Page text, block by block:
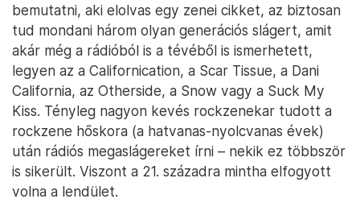
bemutatni, aki elolvas egy zenei cikket, az biztosan
tud mondani három olyan generációs slágert, amit
akár még a rádióból is a tévéből is ismerhetett,
legyen az a Californication, a Scar Tissue, a Dani
California, az Otherside, a Snow vagy a Suck My
Kiss. Tényleg nagyon kevés rockzenekar tudott a
rockzene hőskora (a hatvanas-nyolcvanas évek)
után rádiós megaslágereket írni – nekik ez többször
is sikerült. Viszont a 21. századra mintha elfogyott
volna a lendület.